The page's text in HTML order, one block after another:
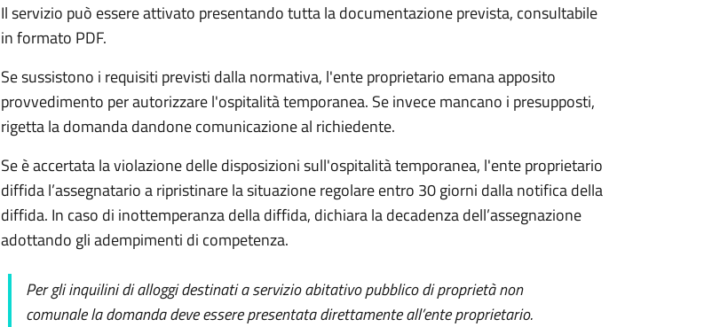
Il servizio può essere attivato presentando tutta la documentazione prevista, consultabile
in formato PDF.
Se sussistono i requisiti previsti dalla normativa, l'ente proprietario emana apposito
provvedimento per autorizzare l'ospitalità temporanea. Se invece mancano i presupposti,
rigetta la domanda dandone comunicazione al richiedente.
Se è accertata la violazione delle disposizioni sull'ospitalità temporanea, l'ente proprietario
diffida l’assegnatario a ripristinare la situazione regolare entro 30 giorni dalla notifica della
diffida. In caso di inottemperanza della diffida, dichiara la decadenza dell’assegnazione
adottando gli adempimenti di competenza.
Per gli inquilini di alloggi destinati a servizio abitativo pubblico di proprietà non
comunale la domanda deve essere presentata direttamente all’ente proprietario.